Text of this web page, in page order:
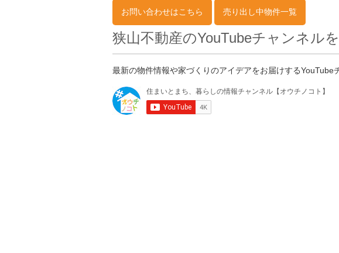
お問い合わせはこちら 売り出し中物件一覧
狭山不動産のYouTubeチャンネル
最新の物件情報や家づくりのアイデアをお届けするYouTube